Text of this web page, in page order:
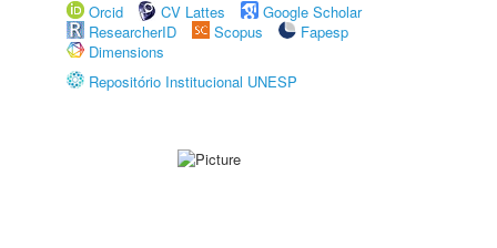
Orcid
CV Lattes
Google Scholar
ResearcherID
Scopus
Fapesp
Dimensions
Repositório Institucional UNESP